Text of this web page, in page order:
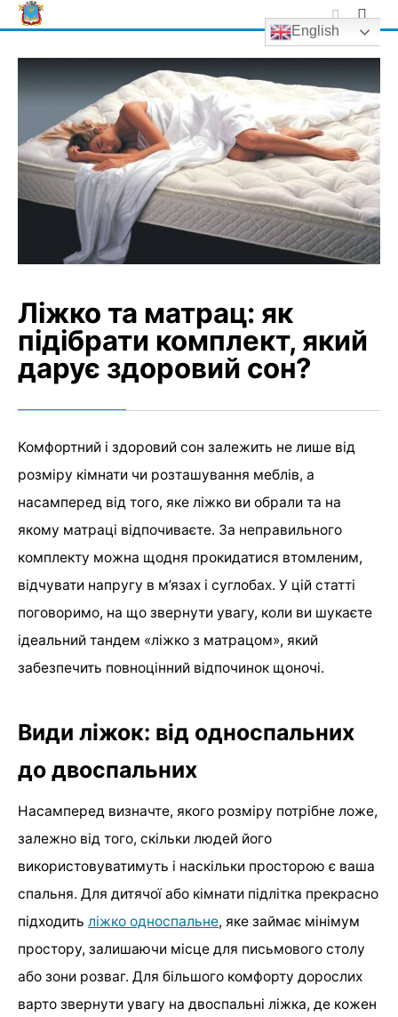
Skip
to
Ліжко та матрац: як
підібрати комплект, який
дарує здоровий сон?
Комфортний і здоровий сон залежить не лише від
розміру кімнати чи розташування меблів, а
насамперед від того, яке ліжко ви обрали та на
якому матраці відпочиваєте. За неправильного
комплекту можна щодня прокидатися втомленим,
відчувати напругу в м’язах і суглобах. У цій статті
поговоримо, на що звернути увагу, коли ви шукаєте
ідеальний тандем «ліжко з матрацом», який
забезпечить повноцінний відпочинок щоночі.
Види ліжок: від односпальних
до двоспальних
Насамперед визначте, якого розміру потрібне ложе,
залежно від того, скільки людей його
використовуватимуть і наскільки просторою є ваша
спальня. Для дитячої або кімнати підлітка прекрасно
підходить ліжко односпальне, яке займає мінімум
простору, залишаючи місце для письмового столу
або зони розваг. Для більшого комфорту дорослих
варто звернути увагу на двоспальні ліжка, де кожен
English